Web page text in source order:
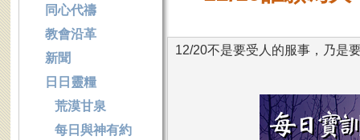
12/20不是要受人的服事，乃是
同心代禱
教會沿革
新聞
日日靈糧
荒漠甘泉
每日與神有約